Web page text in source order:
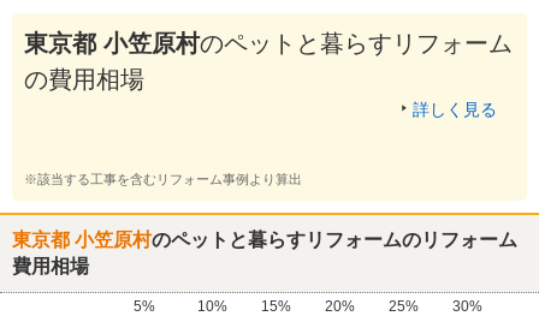
東京都 小笠原村のペットと暮らすリフォーム
の費用相場
詳しく見る
※該当する工事を含むリフォーム事例より算出
東京都 小笠原村のペットと暮らすリフォームのリフォーム
費用相場
5% 10% 15% 20% 25%
30%